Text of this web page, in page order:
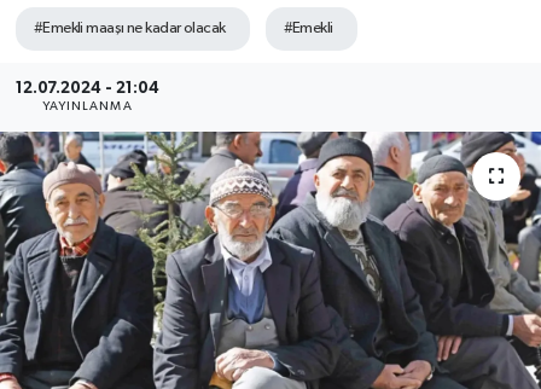
#Emekli maaşı ne kadar olacak #Emekli
12.07.2024 - 21:04
YAYINLANMA